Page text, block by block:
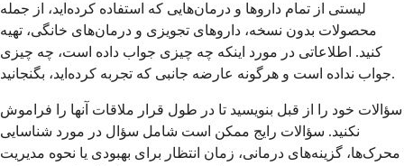
لیستی از تمام داروها و درمان‌هایی که استفاده کرده‌اید، از جمله
محصولات بدون نسخه، داروهای تجویزی و درمان‌های خانگی، تهیه
کنید. اطلاعاتی در مورد اینکه چه چیزی جواب داده است، چه چیزی
جواب نداده است و هرگونه عارضه جانبی که تجربه کرده‌اید، بگنجانید.
سؤالات خود را از قبل بنویسید تا در طول قرار ملاقات آنها را فراموش
نکنید. سؤالات رایج ممکن است شامل سؤال در مورد شناسایی
محرک‌ها، گزینه‌های درمانی، زمان انتظار برای بهبودی یا نحوه مدیریت